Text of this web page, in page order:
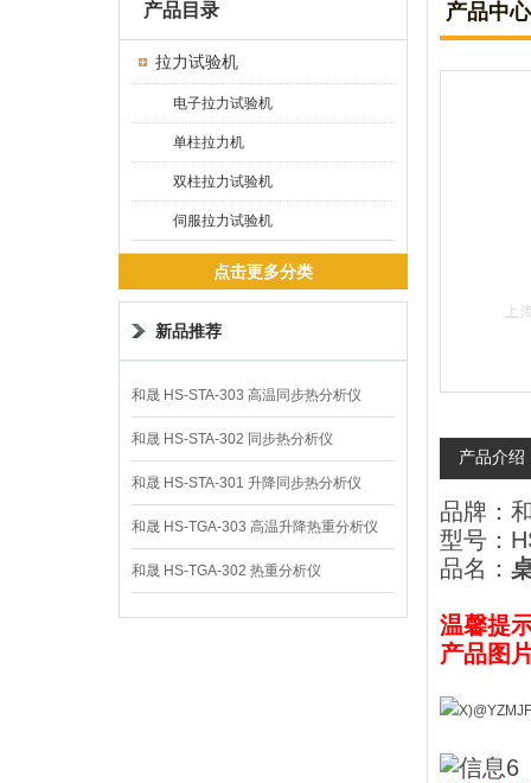
产品目录
拉力试验机
电子拉力试验机
单柱拉力机
双柱拉力试验机
伺服拉力试验机
点击更多分类
新品推荐
和晟 HS-STA-303 高温同步热分析仪
和晟 HS-STA-302 同步热分析仪
和晟 HS-STA-301 升降同步热分析仪
和晟 HS-TGA-303 高温升降热重分析仪
和晟 HS-TGA-302 热重分析仪
产品中心
产品介绍
品牌：
型号：
品名：
温馨提
产品图